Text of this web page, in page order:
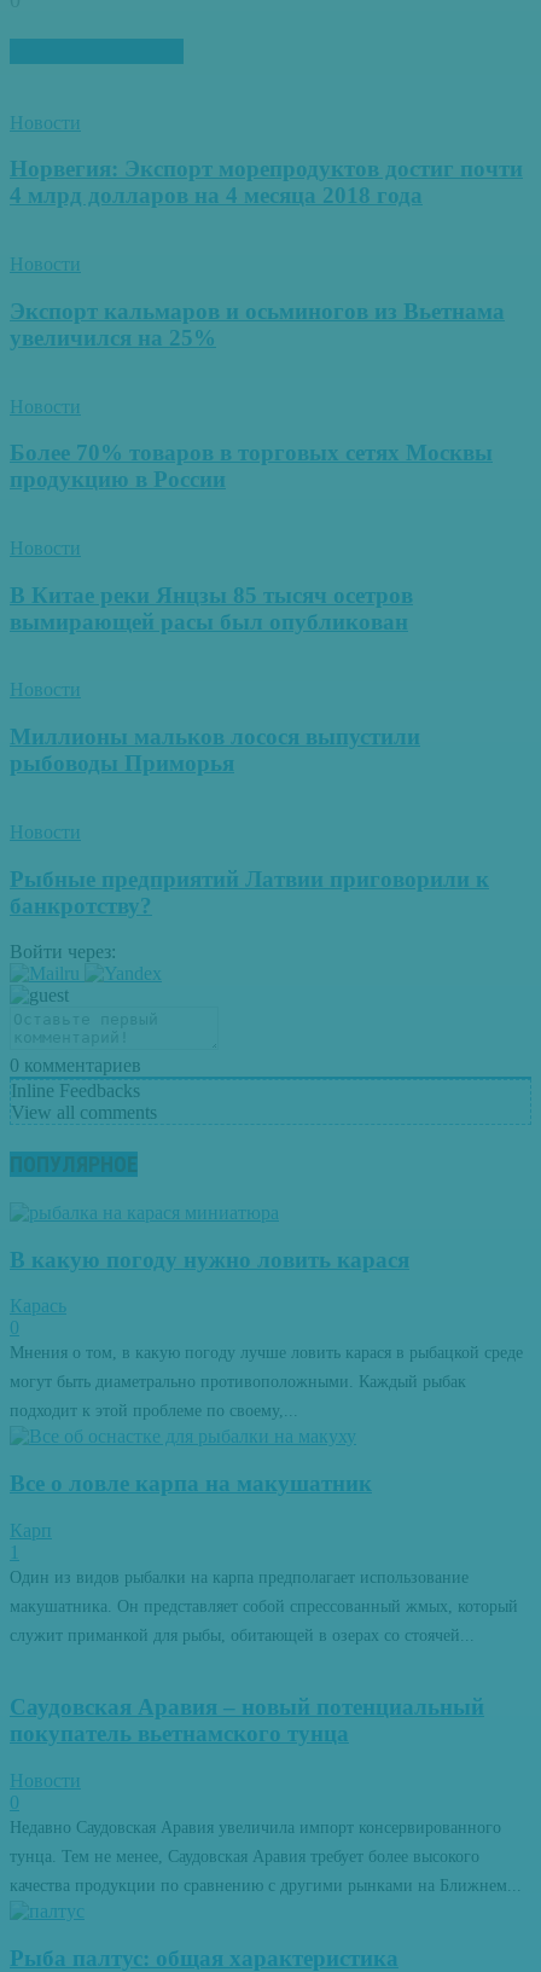
Новости
Норвегия: Экспорт морепродуктов достиг почти
4 млрд долларов на 4 месяца 2018 года
Новости
Экспорт кальмаров и осьминогов из Вьетнама
увеличился на 25%
Новости
Более 70% товаров в торговых сетях Москвы
продукцию в России
Новости
В Китае реки Янцзы 85 тысяч осетров
вымирающей расы был опубликован
Новости
Миллионы мальков лосося выпустили
рыбоводы Приморья
Новости
Рыбные предприятий Латвии приговорили к
банкротству?
Войти через:
0 комментариев
Inline Feedbacks
View all comments
ПОПУЛЯРНОЕ
В какую погоду нужно ловить карася
Карась
0
Мнения о том, в какую погоду лучше ловить карася в рыбацкой среде
могут быть диаметрально противоположными. Каждый рыбак
подходит к этой проблеме по своему,...
Все о ловле карпа на макушатник
Карп
1
Один из видов рыбалки на карпа предполагает использование
макушатника. Он представляет собой спрессованный жмых, который
служит приманкой для рыбы, обитающей в озерах со стоячей...
Саудовская Аравия – новый потенциальный
покупатель вьетнамского тунца
Новости
0
Недавно Саудовская Аравия увеличила импорт консервированного
тунца. Тем не менее, Саудовская Аравия требует более высокого
качества продукции по сравнению с другими рынками на Ближнем...
Рыба палтус: общая характеристика